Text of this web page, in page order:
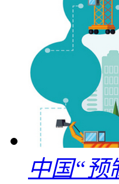
中国“预